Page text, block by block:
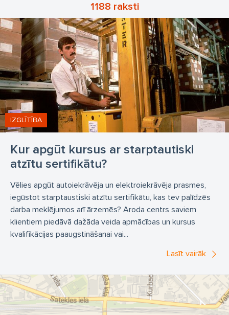
1188 raksti
Kur apgūt kursus ar starptautiski
atzītu sertifikātu?
IZGLĪTĪBA
Vēlies apgūt autoiekrāvēja un elektroiekrāvēja prasmes,
iegūstot starptaustiski atzītu sertifikātu, kas tev palīdzēs
darba meklējumos arī ārzemēs? Aroda centrs saviem
klientiem piedāvā dažāda veida apmācības un kursus
kvalifikācijas paaugstināšanai vai...
Lasīt vairāk